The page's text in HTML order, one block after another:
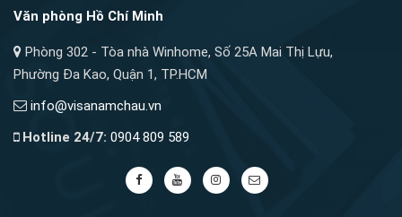
Văn phòng Hồ Chí Minh
Phòng 302 - Tòa nhà Winhome, Số 25A Mai Thị Lựu,
Phường Đa Kao, Quận 1, TP.HCM
info@visanamchau.vn
Hotline 24/7: 0904 809 589